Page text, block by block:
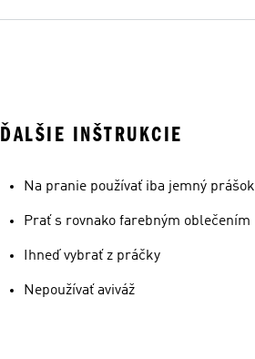
ĎALŠIE INŠTRUKCIE
Na pranie používať iba jemný prášok
Prať s rovnako farebným oblečením
Ihneď vybrať z práčky
Nepoužívať aviváž